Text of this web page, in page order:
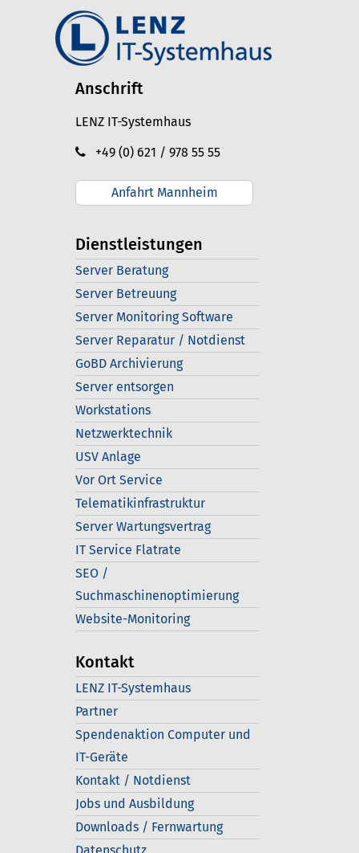
Anschrift
LENZ IT-Systemhaus
+49 (0) 621 / 978 55 55
Anfahrt Mannheim
Dienstleistungen
Server Beratung
Server Betreuung
Server Monitoring Software
Server Reparatur / Notdienst
GoBD Archivierung
Server entsorgen
Workstations
Netzwerktechnik
USV Anlage
Vor Ort Service
Telematikinfrastruktur
Server Wartungsvertrag
IT Service Flatrate
SEO /
Suchmaschinenoptimierung
Website-Monitoring
Kontakt
LENZ IT-Systemhaus
Partner
Spendenaktion Computer und
IT-Geräte
Kontakt / Notdienst
Jobs und Ausbildung
Downloads / Fernwartung